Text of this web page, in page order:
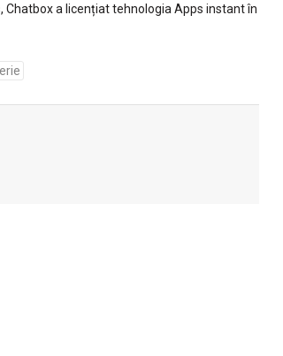
a licențiat tehnologia Apps instant în